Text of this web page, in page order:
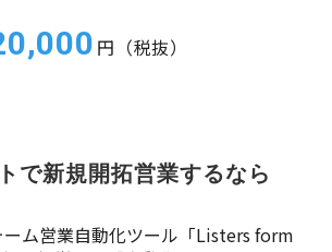
円（税抜）
で新規開拓営業するなら
ム営業自動化ツール「Listers form